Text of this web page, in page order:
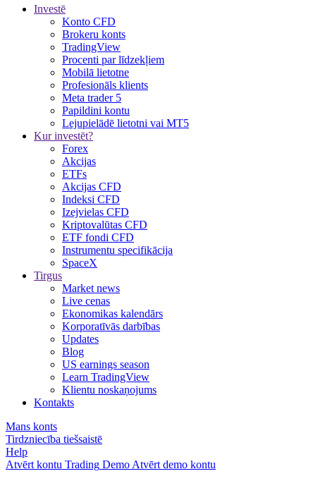
Investē
Konto CFD
Brokeru konts
TradingView
Procenti par līdzekļiem
Mobilā lietotne
Profesionāls klients
Meta trader 5
Papildini kontu
Lejupielādē lietotni vai MT5
Kur investēt?
Forex
Akcijas
ETFs
Akcijas CFD
Indeksi CFD
Izejvielas CFD
Kriptovalūtas CFD
ETF fondi CFD
Instrumentu specifikācija
SpaceX
Tirgus
Market news
Live cenas
Ekonomikas kalendārs
Korporatīvās darbības
Updates
Blog
US earnings season
Learn TradingView
Klientu noskaņojums
Kontakts
Mans konts
Tirdzniecība tiešsaistē
Help
Atvērt kontu Trading Demo Atvērt demo kontu